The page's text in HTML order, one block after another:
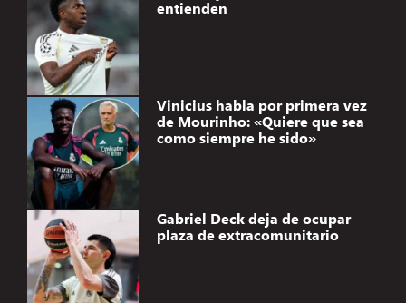
entienden
Vinicius habla por primera vez
de Mourinho: «Quiere que sea
como siempre he sido»
Gabriel Deck deja de ocupar
plaza de extracomunitario